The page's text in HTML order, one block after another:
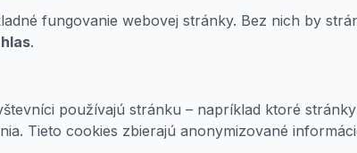
fungovanie webovej stránky. Bez nich by
.
používajú stránku – napríklad ktoré
Tieto cookies zbierajú anonymizované